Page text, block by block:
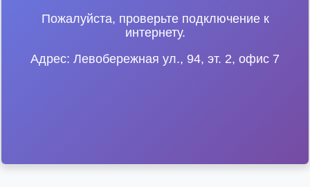
Пожалуйста, проверьте подключение к
интернету.
Адрес: Левобережная ул., 94, эт. 2, офис 7